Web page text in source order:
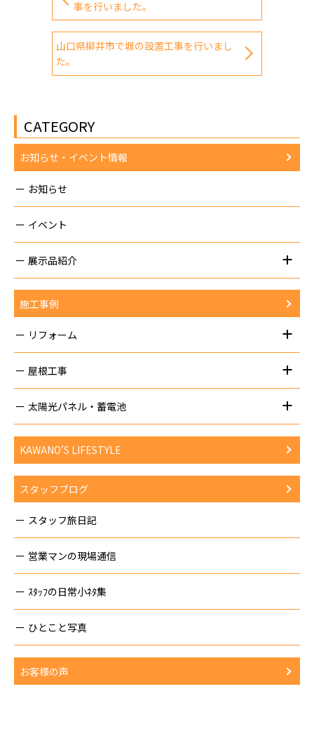
事を行いました。
山口県柳井市で塀の設置工事を行いまし
た。
CATEGORY
お知らせ・イベント情報
お知らせ
イベント
展示品紹介
施工事例
リフォーム
屋根工事
太陽光パネル・蓄電池
KAWANO’S LIFESTYLE
スタッフブログ
スタッフ旅日記
営業マンの現場通信
ｽﾀｯﾌの日常小ﾈﾀ集
ひとこと写真
お客様の声